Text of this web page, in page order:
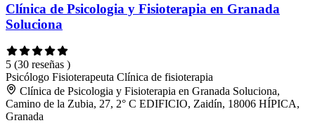
Clínica de Psicologia y Fisioterapia en Granada
Soluciona
5 (30 reseñas )
Psicólogo Fisioterapeuta Clínica de fisioterapia
Clínica de Psicologia y Fisioterapia en Granada Soluciona,
Camino de la Zubia, 27, 2° C EDIFICIO, Zaidín, 18006 HÍPICA,
Granada